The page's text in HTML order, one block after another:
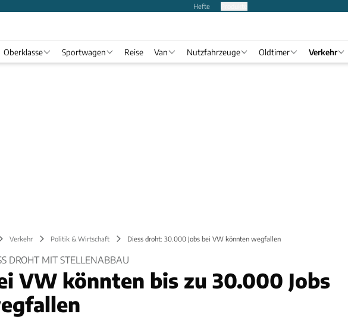
Hefte
Oberklasse Sportwagen Reise Van Nutzfahrzeuge Oldtimer Verkehr
Verkehr Politik & Wirtschaft Diess droht: 30.000 Jobs bei VW könnten wegfallen
DROHT MIT STELLENABBAU
VW könnten bis zu 30.000 Jobs